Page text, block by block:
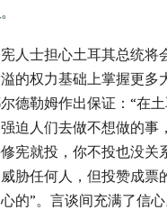
。
人士担心土耳其总统将
的权力基础上掌握更多
德勒姆作出保证：“在土
迫人们去做不想做的事
宪就投，你不投也没关
胁任何人，但投赞成票
的”。言谈间充满了信心